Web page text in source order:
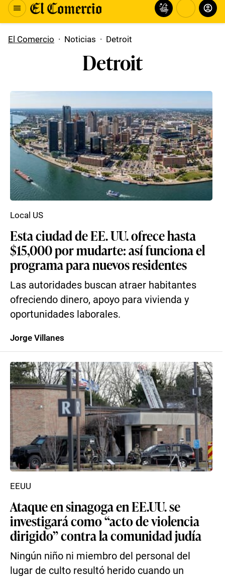
El Comercio · Noticias · Detroit
Detroit
Esta ciudad de EE. UU. ofrece hasta
$15,000 por mudarte: así funciona el
programa para nuevos residentes
Las autoridades buscan atraer habitantes
ofreciendo dinero, apoyo para vivienda y
oportunidades laborales.
Local US
Jorge Villanes
Ataque en sinagoga en EE.UU. se
investigará como “acto de violencia
dirigido” contra la comunidad judía
Ningún niño ni miembro del personal del
lugar de culto resultó herido cuando un
EEUU